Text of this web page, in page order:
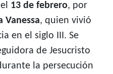
13 de febrero, por
Vanessa, quien vivió
en el siglo III. Se
de Jesucristo
la persecución